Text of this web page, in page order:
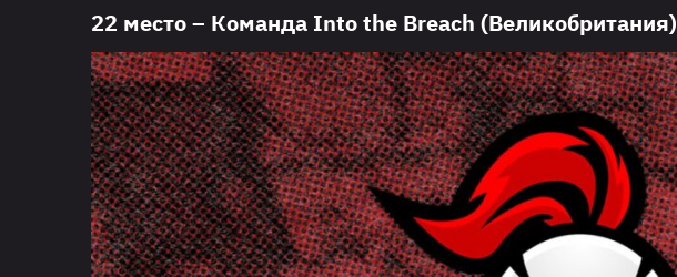
22 место – Команда Into the Breach (Великобритания)